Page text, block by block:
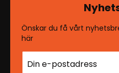
Önskar du få vårt
här